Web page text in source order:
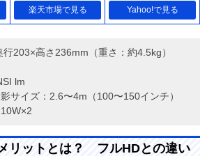
楽天市場で見る Yahoo!で見る
203×高さ236mm（重さ：約4.5kg）
lm
サイズ：2.6〜4m（100〜150インチ）
10W×2
リットとは？ フルHDとの違い